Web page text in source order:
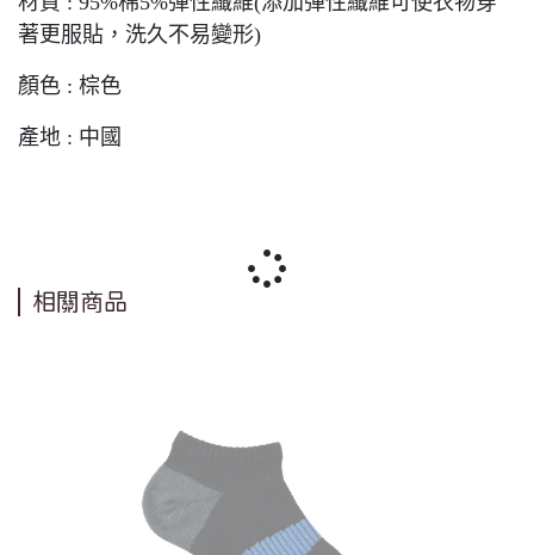
著更服貼，洗久不易變形)
顏色 : 棕色
產地 : 中國
相關商品